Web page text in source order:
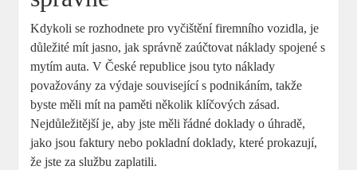
Kdykoli se rozhodnete pro vyčištění firemního vozidla, je
důležité mít jasno, jak správně zaúčtovat náklady spojené s
mytím auta. V České republice jsou tyto náklady
považovány za výdaje související s podnikáním, takže
byste měli mít na paměti několik klíčových zásad.
Nejdůležitější je, aby jste měli řádné doklady o úhradě,
jako jsou faktury nebo pokladní doklady, které prokazují,
že jste za službu zaplatili.